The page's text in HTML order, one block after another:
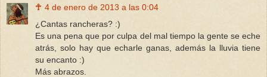
☥ 4 de enero de 2013 a las 0:04
¿Cantas rancheras? :)
Es una pena que por culpa del mal tiempo la gente se eche
atrás, solo hay que echarle ganas, además la lluvia tiene
su encanto :)
Más abrazos.